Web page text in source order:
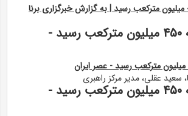
مصرف گاز به ۴۵۰ میلیون مترکعب رسید -
سعید عقلی، مدیر مرکز راهبری
مصرف گاز به ۴۵۰ میلیون مترکعب رسید -